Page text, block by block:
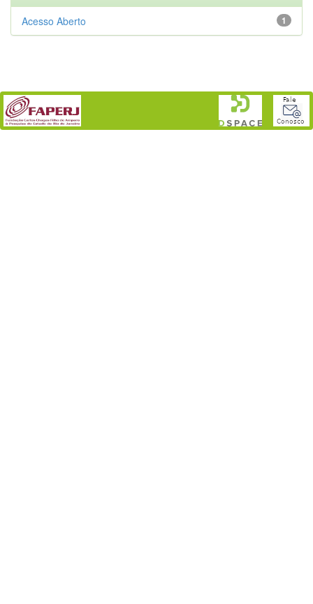
1
Acesso Aberto